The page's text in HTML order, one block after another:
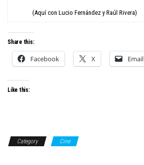
(Aquí con Lucio Fernández y Raúl Rivera)
Share this:
Facebook X Email
Like this:
Category Cine